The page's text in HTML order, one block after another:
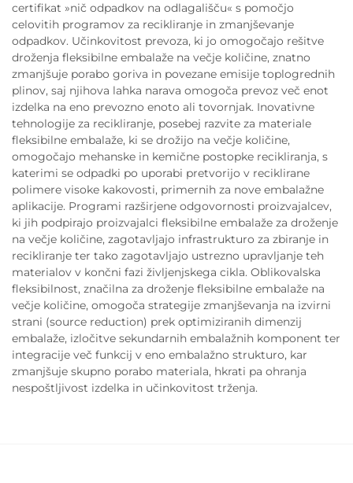
certifikat »nič odpadkov na odlagališču« s pomočjo
celovitih programov za recikliranje in zmanjševanje
odpadkov. Učinkovitost prevoza, ki jo omogočajo rešitve
droženja fleksibilne embalaže na večje količine, znatno
zmanjšuje porabo goriva in povezane emisije toplogrednih
plinov, saj njihova lahka narava omogoča prevoz več enot
izdelka na eno prevozno enoto ali tovornjak. Inovativne
tehnologije za recikliranje, posebej razvite za materiale
fleksibilne embalaže, ki se drožijo na večje količine,
omogočajo mehanske in kemične postopke recikliranja, s
katerimi se odpadki po uporabi pretvorijo v reciklirane
polimere visoke kakovosti, primernih za nove embalažne
aplikacije. Programi razširjene odgovornosti proizvajalcev,
ki jih podpirajo proizvajalci fleksibilne embalaže za droženje
na večje količine, zagotavljajo infrastrukturo za zbiranje in
recikliranje ter tako zagotavljajo ustrezno upravljanje teh
materialov v končni fazi življenjskega cikla. Oblikovalska
fleksibilnost, značilna za droženje fleksibilne embalaže na
večje količine, omogoča strategije zmanjševanja na izvirni
strani (source reduction) prek optimiziranih dimenzij
embalaže, izločitve sekundarnih embalažnih komponent ter
integracije več funkcij v eno embalažno strukturo, kar
zmanjšuje skupno porabo materiala, hkrati pa ohranja
nespoštljivost izdelka in učinkovitost trženja.